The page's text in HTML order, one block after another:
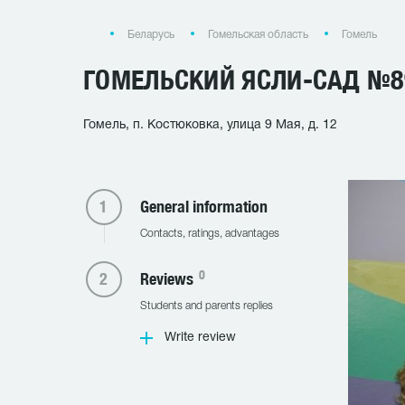
Беларусь Гомельская область Гомель
ГОМЕЛЬСКИЙ ЯСЛИ-САД
Гомель, п. Костюковка, улица 9 Мая, д. 12
General information
Contacts, ratings, advantages
Reviews 0
Students and parents replies
Write review